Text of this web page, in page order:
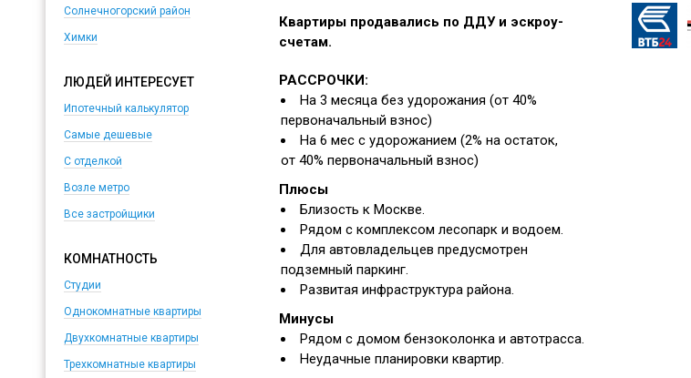
Солнечногорский район
Химки
ЛЮДЕЙ ИНТЕРЕСУЕТ
Ипотечный калькулятор
Самые дешевые
С отделкой
Возле метро
Все застройщики
КОМНАТНОСТЬ
Студии
Однокомнатные квартиры
Двухкомнатные квартиры
Трехкомнатные квартиры
Квартиры продавались по ДДУ и эскроу-
счетам.
РАССРОЧКИ:
На 3 месяца без удорожания (от 40%
первоначальный взнос)
На 6 мес с удорожанием (2% на остаток,
от 40% первоначальный взнос)
Плюсы
Близость к Москве.
Рядом с комплексом лесопарк и водоем.
Для автовладельцев предусмотрен
подземный паркинг.
Развитая инфраструктура района.
Минусы
Рядом с домом бензоколонка и автотрасса.
Неудачные планировки квартир.